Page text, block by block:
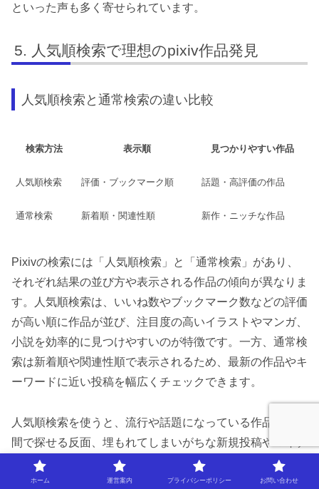
といった声も多く寄せられています。
人気順検索で理想のpixiv作品発見
人気順検索と通常検索の違い比較
検索方法 表示順 見つかりやすい作品
人気順検索 評価・ブックマーク順 話題・高評価の作品
通常検索 新着順・関連性順 新作・ニッチな作品
Pixivの検索には「人気順検索」と「通常検索」があり、
それぞれ結果の並び方や表示される作品の傾向が異なりま
す。人気順検索は、いいね数やブックマーク数などの評価
が高い順に作品が並び、注目度の高いイラストやマンガ、
小説を効率的に見つけやすいのが特徴です。一方、通常検
索は新着順や関連性順で表示されるため、最新の作品やキ
ーワードに近い投稿を幅広くチェックできます。
人気順検索を使うと、流行や話題になっている作品を短時
間で探せる反面、埋もれてしまいがちな新規投稿やマイナ
ーな作品には出会いにくいという注意点もあります。逆
に、通常検索を活用すれば、まだ評価が集まっていない新
ホーム 運営案内 プライバシーポリシー お問い合わせ